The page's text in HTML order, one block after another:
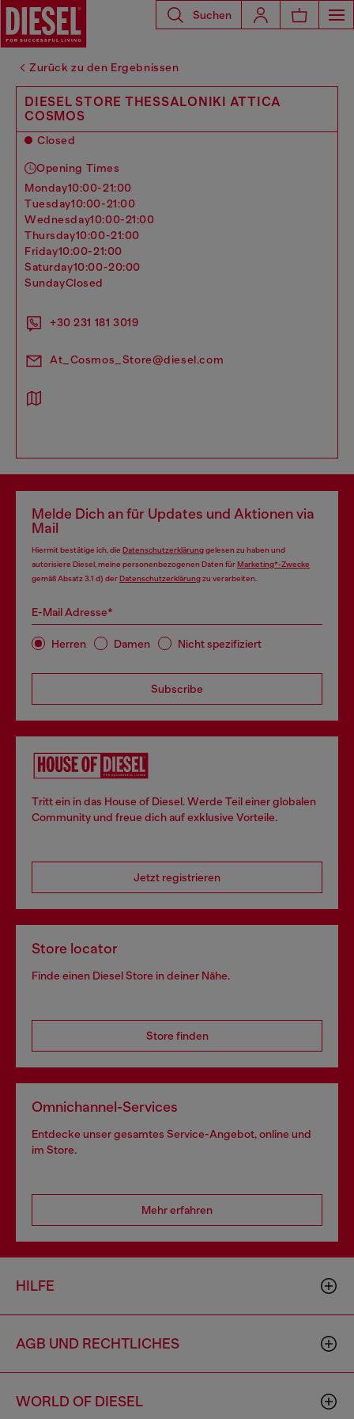
Suchen
Zurück zu den Ergebnissen
DIESEL STORE THESSALONIKI ATTICA
COSMOS
Closed
Opening Times
monday10:00-21:00
tuesday10:00-21:00
wednesday10:00-21:00
thursday10:00-21:00
friday10:00-21:00
saturday10:00-20:00
sundayClosed
+30 231 181 3019
At_Cosmos_Store@diesel.com
Melde Dich an für Updates und Aktionen via
Mail
Hiermit bestätige ich, die Datenschutzerklärunggelesen zu haben und
autorisiere Diesel, meine personenbezogenen Daten fürMarketing*-Zwecke
gemäß Absatz 3.1 d) derDatenschutzerklärungzu verarbeiten.
E-Mail Adresse*
Herren Damen Nicht spezifiziert
Subscribe
Tritt ein in das House of Diesel. Werde Teil einer globalen
Community und freue dich auf exklusive Vorteile.
Jetzt registrieren
Store locator
Finde einen Diesel Store in deiner Nähe.
Store finden
Omnichannel-Services
Entdecke unser gesamtes Service-Angebot, online und
im Store.
Mehr erfahren
HILFE
AGB UND RECHTLICHES
WORLD OF DIESEL